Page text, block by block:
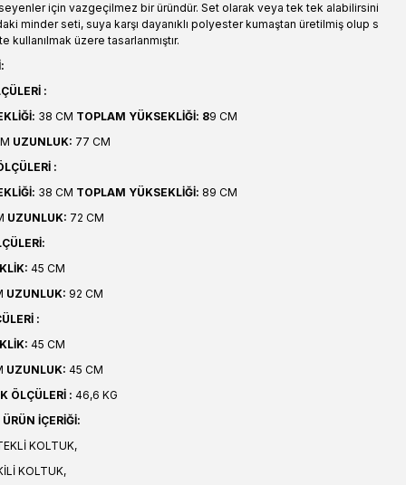
için vazgeçilmez bir üründür. Set olarak veya tek tek alabilirsini
minder seti, suya karşı dayanıklı polyester kumaştan üretilmiş olup s
kullanılmak üzere tasarlanmıştır.
:
38 CM TOPLAM YÜKSEKLİĞİ: 89 CM
UZUNLUK: 77 CM
:
38 CM TOPLAM YÜKSEKLİĞİ: 89 CM
UZUNLUK: 72 CM
45 CM
UZUNLUK: 92 CM
:
45 CM
UZUNLUK: 45 CM
ÖLÇÜLERİ : 46,6 KG
İÇERİĞİ:
KOLTUK,
KOLTUK,